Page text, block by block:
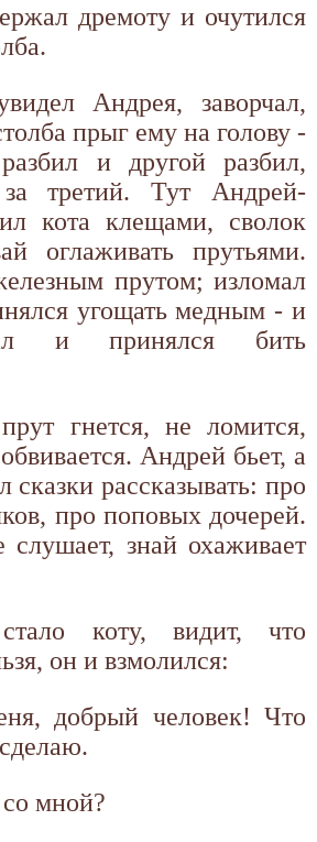
дремоту и очутился
Андрея, заворчал,
прыг ему на голову -
и другой разбил,
третий. Тут Андрей-
кота клещами, сволок
оглаживать прутьями.
прутом; изломал
угощать медным - и
и принялся бить
гнется, не ломится,
Андрей бьет, а
сказки рассказывать: про
про поповых дочерей.
слушает, знай охаживает
коту, видит, что
он и взмолился:
добрый человек! Что
мной?